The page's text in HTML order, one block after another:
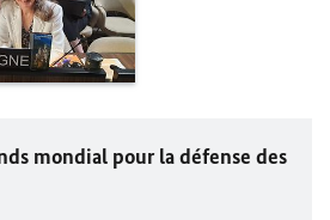
mondial pour la défense des